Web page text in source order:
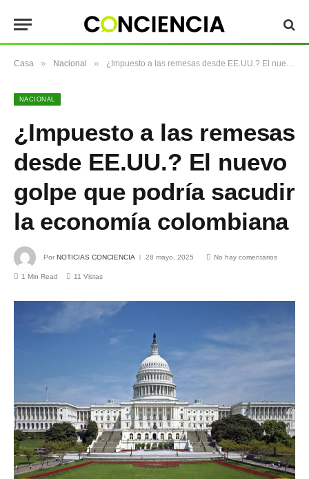
Casa » Nacional » ¿Impuesto a las remesas desde EE.UU.? El nuevo golpe que podría sacudir la economía colombiana
NACIONAL
¿Impuesto a las remesas
desde EE.UU.? El nuevo
golpe que podría sacudir
la economía colombiana
Por NOTICIAS CONCIENCIA 28 mayo, 2025 No hay comentarios
1 Min Read 11 Vistas